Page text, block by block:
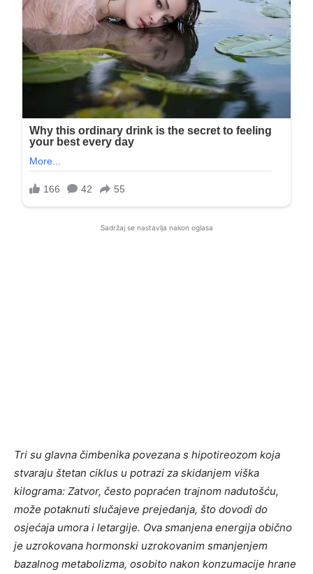
Sadržaj se nastavlja nakon oglasa
Tri su glavna čimbenika povezana s hipotireozom koja
stvaraju štetan ciklus u potrazi za skidanjem viška
kilograma: Zatvor, često popraćen trajnom nadutošću,
može potaknuti slučajeve prejedanja, što dovodi do
osjećaja umora i letargije. Ova smanjena energija obično
je uzrokovana hormonski uzrokovanim smanjenjem
bazalnog metabolizma, osobito nakon konzumacije hrane